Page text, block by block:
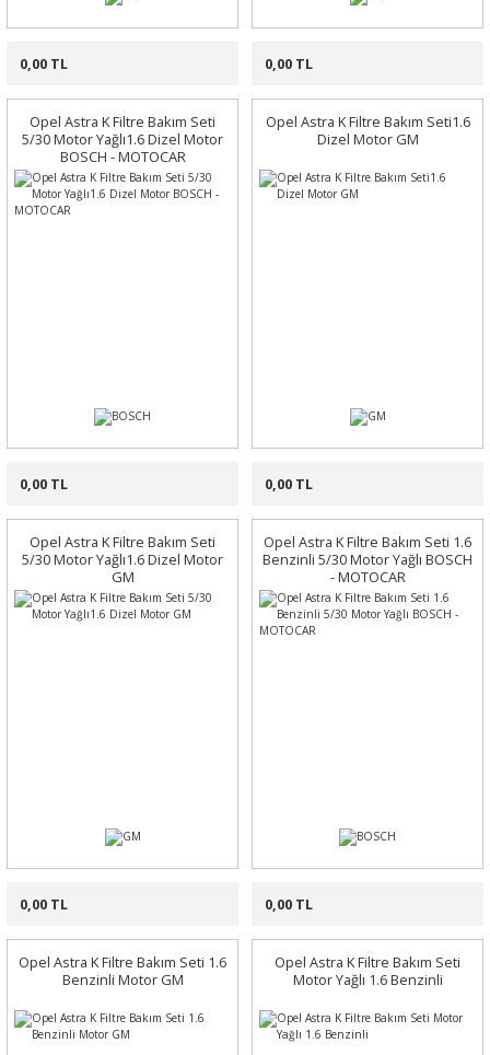
0,00 TL 0,00 TL
Opel Astra K Filtre Bakım Seti
5/30 Motor Yağlı1.6 Dizel Motor
BOSCH - MOTOCAR
0,00 TL
Opel Astra K Filtre Bakım Seti1.6
Dizel Motor GM
0,00 TL
Opel Astra K Filtre Bakım Seti
5/30 Motor Yağlı1.6 Dizel Motor
GM
0,00 TL
Opel Astra K Filtre Bakım Seti 1.6
Benzinli 5/30 Motor Yağlı BOSCH
- MOTOCAR
0,00 TL
Opel Astra K Filtre Bakım Seti 1.6
Benzinli Motor GM
Opel Astra K Filtre Bakım Seti
Motor Yağlı 1.6 Benzinli